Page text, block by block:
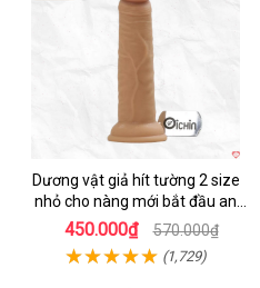
Dương vật giả hít tường 2 size
nhỏ cho nàng mới bắt đầu an
toàn dễ dùng
450.000₫ 570.000₫
(1,729)